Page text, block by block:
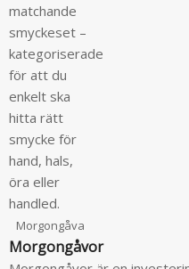
matchande
smyckeset –
kategoriserade
för att du
enkelt ska
hitta rätt
smycke för
hand, hals,
öra eller
handled.
Morgongåva
Morgongåvor